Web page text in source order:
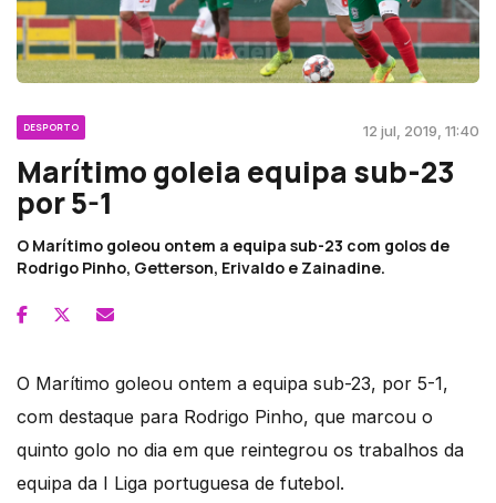
DESPORTO 12 jul, 2019, 11:40
Marítimo goleia equipa sub-23
por 5-1
O Marítimo goleou ontem a equipa sub-23 com golos de
Rodrigo Pinho, Getterson, Erivaldo e Zainadine.
O Marítimo goleou ontem a equipa sub-23, por 5-1,
com destaque para Rodrigo Pinho, que marcou o
quinto golo no dia em que reintegrou os trabalhos da
equipa da I Liga portuguesa de futebol.